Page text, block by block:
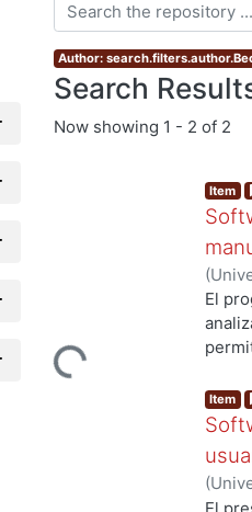
Author:
Search
Now showing 1 - 2 of 2
Loading...
Item
(
Hugo
El
Item
(
El